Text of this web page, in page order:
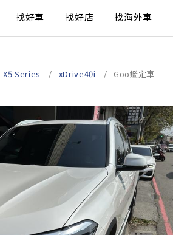
找好車 找好店 找海外車
X5 Series xDrive40i Goo鑑定車